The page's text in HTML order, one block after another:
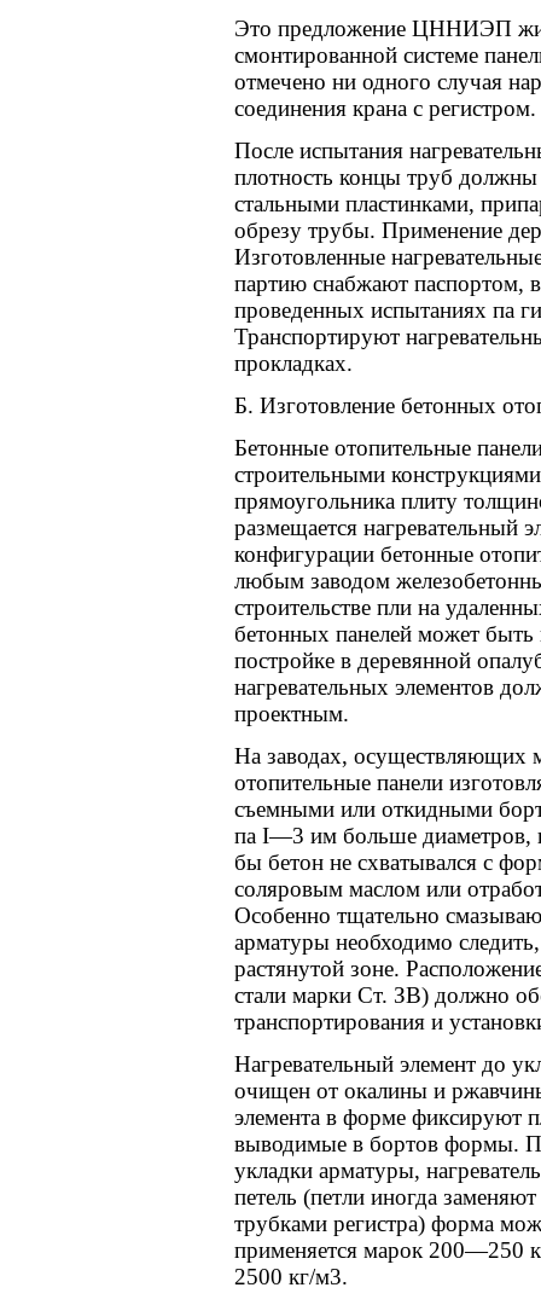
Это предложение ЦННИЭП
смонтированной системе
отмечено ни одного случая
соединения крана с регистром.
После испытания
плотность концы труб
стальными пластинками,
обрезу трубы. Применение
Изготовленные
партию снабжают паспортом,
проведенных испытаниях па
Транспортируют
прокладках.
Б. Изготовление бетонных
Бетонные отопительные
строительными
прямоугольника плиту
размещается нагревательный
конфигурации бетонные
любым заводом
строительстве пли на
бетонных панелей может быть
постройке в деревянной
нагревательных элементов
проектным.
На заводах, осуществляющих
отопительные панели
съемными или откидными
па I—3 им больше диаметров,
бы бетон не схватывался с
соляровым маслом или
Особенно тщательно
арматуры необходимо
растянутой зоне.
стали марки Ст. ЗВ) должно
транспортирования и
Нагревательный элемент до
очищен от окалины и
элемента в форме фиксируют
выводимые в бортов формы.
укладки арматуры,
петель (петли иногда
трубками регистра) форма
применяется марок 200—250
2500 кг/м3.